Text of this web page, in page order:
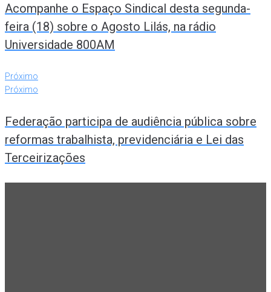
Acompanhe o Espaço Sindical desta segunda-
feira (18) sobre o Agosto Lilás, na rádio
Universidade 800AM
Próximo
Próximo
Federação participa de audiência pública sobre
reformas trabalhista, previdenciária e Lei das
Terceirizações